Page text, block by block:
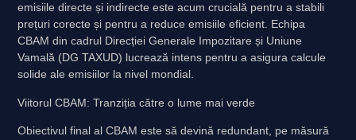
emisiile directe și indirecte este acum crucială pentru a stabili
prețuri corecte și pentru a reduce emisiile eficient. Echipa
CBAM din cadrul Direcției Generale Impozitare și Uniune
Vamală (DG TAXUD) lucrează intens pentru a asigura calcule
solide ale emisiilor la nivel mondial.
Viitorul CBAM: Tranziția către o lume mai verde
Obiectivul final al CBAM este să devină redundant, pe măsură